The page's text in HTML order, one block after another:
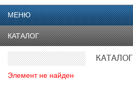
МЕНЮ
КАТАЛОГ
КАТАЛОГ
Элемент не найден